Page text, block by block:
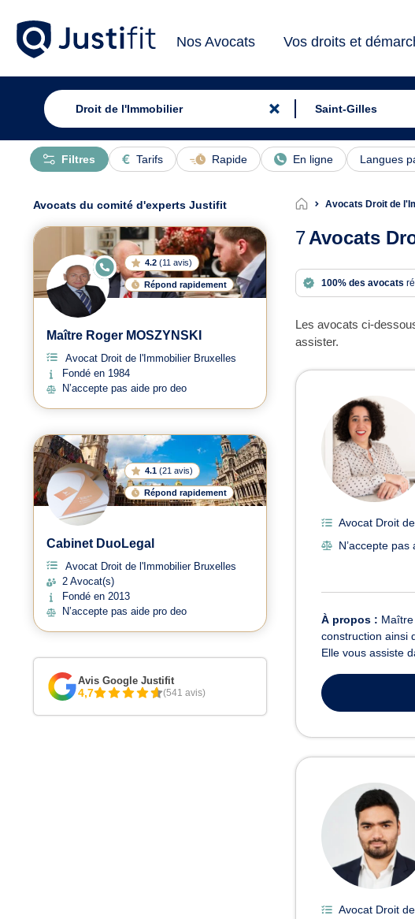
Nos Avocats Vos droits et
Tarifs Rapide En ligne Langues
Filtres
Avocats Droit de
7Avocats
100% des avocats
Les avocats ci-
assister.
Avocats
Avocat Droit
N’accepte
À propos :
construction ainsi
Elle vous assiste
Avocat Droit
Avocats du comité d'experts Justifit
E
N
G
N
4.2 (11 avis)
Répond rapidement
Maître Roger MOSZYNSKI
Avocat Droit de l'Immobilier Bruxelles
Fondé en 1984
N’accepte pas aide pro deo
4.1 (21 avis)
Répond rapidement
Cabinet DuoLegal
Avocat Droit de l'Immobilier Bruxelles
2 Avocat(s)
Fondé en 2013
N’accepte pas aide pro deo
Avis Google Justifit
4,7 (541 avis)